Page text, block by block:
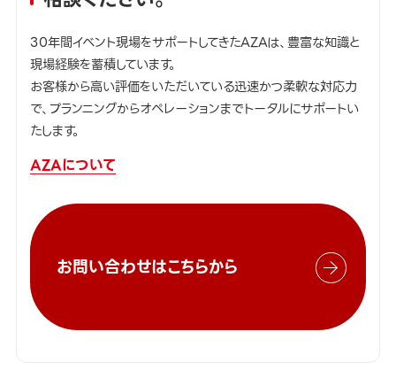
30年間イベント現場をサポートしてきたAZAは、豊富な知識と
現場経験を蓄積しています。
お客様から高い評価をいただいている迅速かつ柔軟な対応力
で、プランニングからオペレーションまでトータルにサポートい
たします。
AZAについて
お問い合わせはこちらから